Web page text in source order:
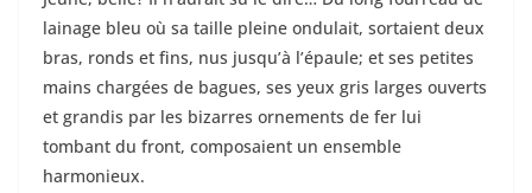
lainage bleu où sa taille pleine ondulait, sortaient deux
bras, ronds et fins, nus jusqu’à l’épaule; et ses petites
mains chargées de bagues, ses yeux gris larges ouverts
et grandis par les bizarres ornements de fer lui
tombant du front, composaient un ensemble
harmonieux.